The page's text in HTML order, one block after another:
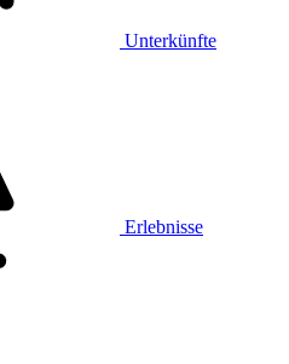
Unterkünfte
Erlebnisse